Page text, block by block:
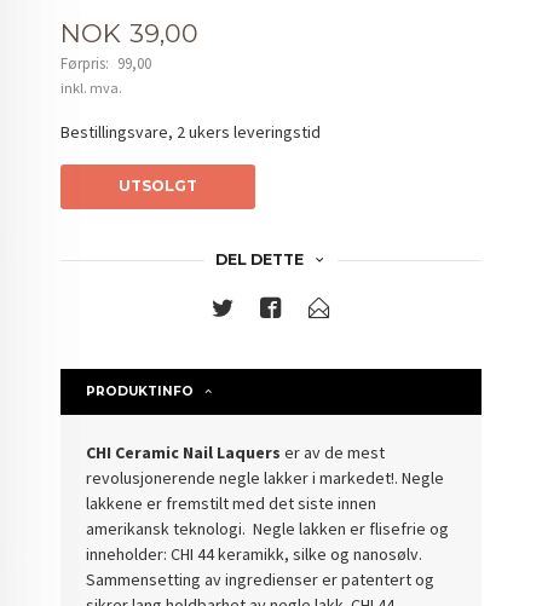
Tilbud
NOK 39,00
Førpris: 99,00
Rabatt
inkl. mva.
Bestillingsvare, 2 ukers leveringstid
UTSOLGT
DEL DETTE
PRODUKTINFO
CHI Ceramic Nail Laquers er av de mest
revolusjonerende negle lakker i markedet!. Negle
lakkene er fremstilt med det siste innen
amerikansk teknologi. Negle lakken er flisefrie og
inneholder: CHI 44 keramikk, silke og nanosølv.
Sammensetting av ingredienser er patentert og